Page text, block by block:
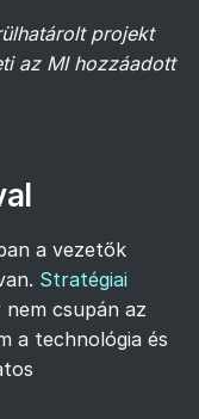
projekt
az MI hozzáadott
a vezetők
Stratégiai
nem csupán az
a technológia és